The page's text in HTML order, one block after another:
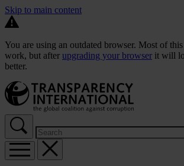
Skip to main content
You are using an outdated browser. Most of
work, but after upgrading your browser it will
better.